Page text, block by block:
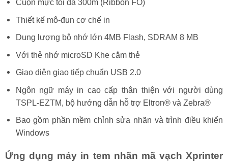
Cuộn mực tối đa 300m (Ribbon FO)
Thiết kế mô-đun cơ chế in
Dung lượng bộ nhớ lớn 4MB Flash, SDRAM 8 MB
Với thẻ nhớ microSD Khe cắm thẻ
Giao diện giao tiếp chuẩn USB 2.0
Ngôn ngữ máy in cao cấp thân thiện với người dùng
TSPL-EZTM, bộ hướng dẫn hỗ trợ Eltron® và Zebra®
Bao gồm phần mềm chỉnh sửa nhãn và trình điều khiển
Windows
Ứng dụng máy in tem nhãn mã vạch Xprinter